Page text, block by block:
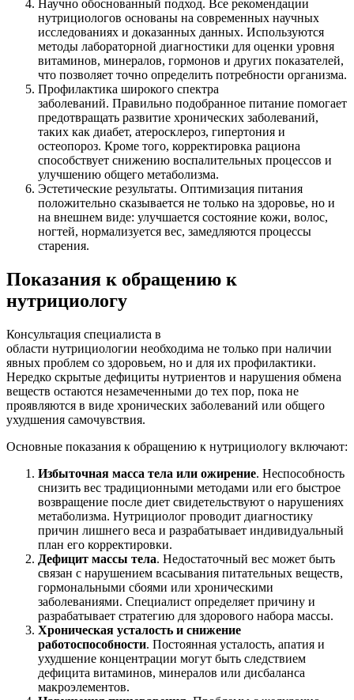
Научно обоснованный подход. Все рекомендации
нутрициологов основаны на современных научных
исследованиях и доказанных данных. Используются
методы лабораторной диагностики для оценки уровня
витаминов, минералов, гормонов и других показателей,
что позволяет точно определить потребности организма.
Профилактика широкого спектра
заболеваний. Правильно подобранное питание помогает
предотвращать развитие хронических заболеваний,
таких как диабет, атеросклероз, гипертония и
остеопороз. Кроме того, корректировка рациона
способствует снижению воспалительных процессов и
улучшению общего метаболизма.
Эстетические результаты. Оптимизация питания
положительно сказывается не только на здоровье, но и
на внешнем виде: улучшается состояние кожи, волос,
ногтей, нормализуется вес, замедляются процессы
старения.
Показания к обращению к
нутрициологу
Консультация специалиста в
области нутрициологии необходима не только при наличии
явных проблем со здоровьем, но и для их профилактики.
Нередко скрытые дефициты нутриентов и нарушения обмена
веществ остаются незамеченными до тех пор, пока не
проявляются в виде хронических заболеваний или общего
ухудшения самочувствия.
Основные показания к обращению к нутрициологу включают:
Избыточная масса тела или ожирение. Неспособность
снизить вес традиционными методами или его быстрое
возвращение после диет свидетельствуют о нарушениях
метаболизма. Нутрициолог проводит диагностику
причин лишнего веса и разрабатывает индивидуальный
план его корректировки.
Дефицит массы тела. Недостаточный вес может быть
связан с нарушением всасывания питательных веществ,
гормональными сбоями или хроническими
заболеваниями. Специалист определяет причину и
разрабатывает стратегию для здорового набора массы.
Хроническая усталость и снижение
работоспособности. Постоянная усталость, апатия и
ухудшение концентрации могут быть следствием
дефицита витаминов, минералов или дисбаланса
макроэлементов.